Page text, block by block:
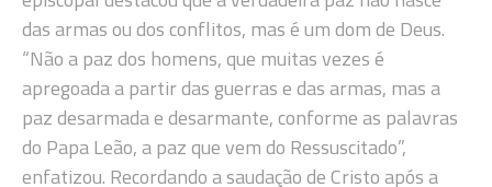
das armas ou dos conflitos, mas é um dom de Deus.
“Não a paz dos homens, que muitas vezes é
apregoada a partir das guerras e das armas, mas a
paz desarmada e desarmante, conforme as palavras
do Papa Leão, a paz que vem do Ressuscitado”,
enfatizou. Recordando a saudação de Cristo após a